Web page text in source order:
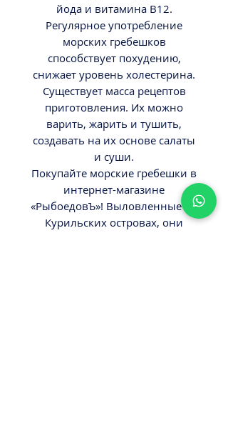
йода и витамина В12.
Регулярное употребление
морских гребешков
способствует похудению,
снижает уровень холестерина.
Существует масса рецептов
приготовления. Их можно
варить, жарить и тушить,
создавать на их основе салаты
и суши.
Покупайте морские гребешки в
интернет-магазине
«РыбоедовЪ»! Выловленные на
Курильских островах, они